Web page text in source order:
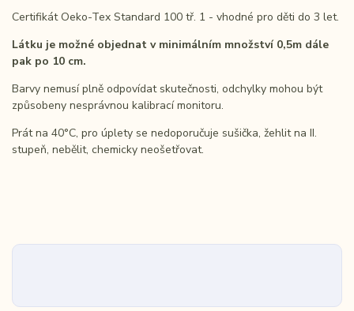
Certifikát Oeko-Tex Standard 100 tř. 1 - vhodné pro děti do 3 let.
Látku je možné objednat v minimálním množství 0,5m dále
pak po 10 cm.
Barvy nemusí plně odpovídat skutečnosti, odchylky mohou být
způsobeny nesprávnou kalibrací monitoru.
Prát na 40°C, pro úplety se nedoporučuje sušička, žehlit na II.
stupeň, nebělit, chemicky neošetřovat.